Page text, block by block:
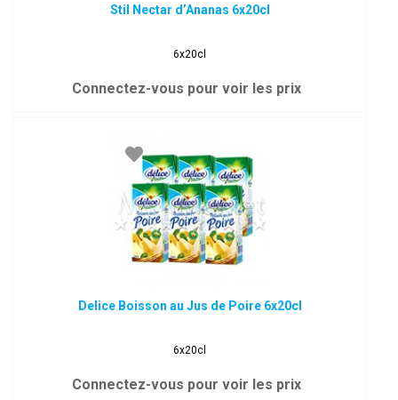
Stil Nectar d’Ananas 6x20cl
6x20cl
Connectez-vous pour voir les prix
Delice Boisson au Jus de Poire 6x20cl
6x20cl
Connectez-vous pour voir les prix